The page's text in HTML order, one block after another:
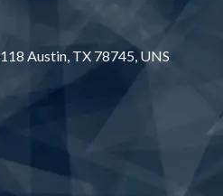
Austin, TX 78745, UNS